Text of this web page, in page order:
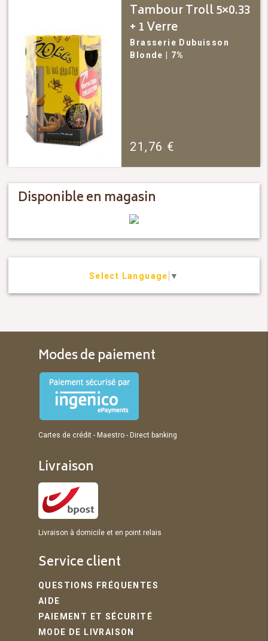
Tambour Troll 5×0.33
+ 1 Verre
Brasserie Dubuisson
Blonde
| 7%
21,76 €
Disponible en magasin
Select Language ▼
Modes de paiement
Cartes de crédit - Maestro - Direct banking
Livraison
Livraison à domicile et en point relais
Service client
QUESTIONS FRÉQUENTES
AIDE
PAIEMENT ET SÉCURITÉ
MODE DE LIVRAISON